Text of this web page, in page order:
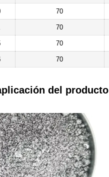
70
70
70
70
del producto